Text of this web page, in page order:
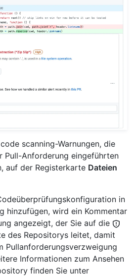
scanning-Warnungen, die
Pull-Anforderung eingeführten
auf der Registerkarte Dateien
in
hinzufügen, wird ein Kommentar
angezeigt, der Sie auf die
des Repositorys leitet, damit
Pullanforderungsverzweigung
Informationen zum Ansehen
finden Sie unter